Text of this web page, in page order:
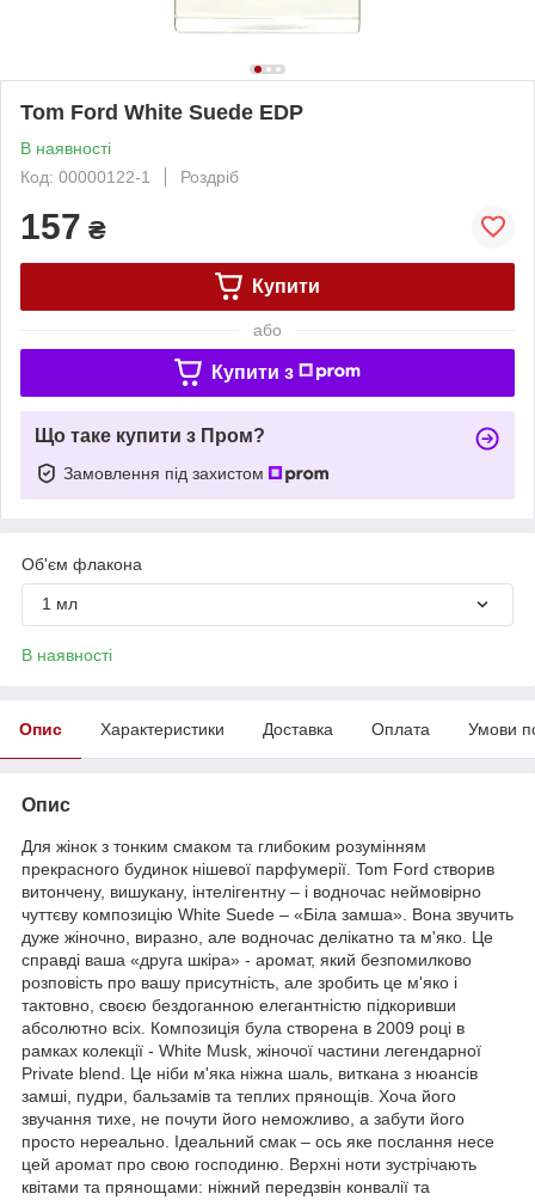
Tom Ford White Suede EDP
В наявності
Код: 00000122-1
Роздріб
157 ₴
Купити
або
Купити з
Що таке купити з Пром?
Замовлення під захистом
Об'єм флакона
1 мл
В наявності
Опис Характеристики Доставка Оплата Умови
Опис
Для жінок з тонким смаком та глибоким розумінням
прекрасного будинок нішевої парфумерії. Tom Ford створив
витончену, вишукану, інтелігентну – і водночас неймовірно
чуттєву композицію White Suede – «Біла замша». Вона звучить
дуже жіночно, виразно, але водночас делікатно та м'яко. Це
справді ваша «друга шкіра» - аромат, який безпомилково
розповість про вашу присутність, але зробить це м'яко і
тактовно, своєю бездоганною елегантністю підкоривши
абсолютно всіх. Композиція була створена в 2009 році в
рамках колекції - White Musk, жіночої частини легендарної
Private blend. Це ніби м'яка ніжна шаль, виткана з нюансів
замші, пудри, бальзамів та теплих прянощів. Хоча його
звучання тихе, не почути його неможливо, а забути його
просто нереально. Ідеальний смак – ось яке послання несе
цей аромат про свою господиню. Верхні ноти зустрічають
квітами та прянощами: ніжний передзвін конвалії та